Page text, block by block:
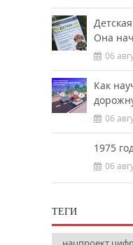
Она
06
Как
06
1975
06
ТЕГИ